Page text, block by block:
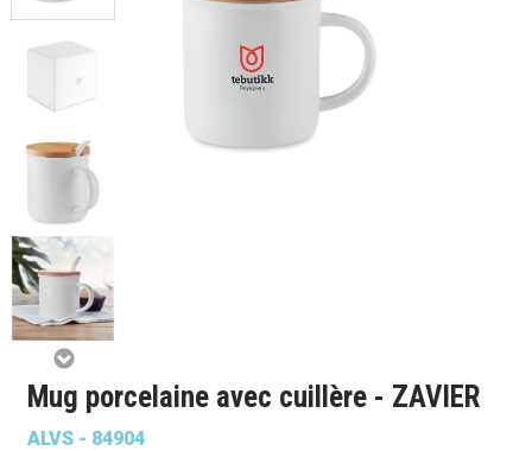
Mug porcelaine avec cuillère - ZAVIER
ALVS - 84904